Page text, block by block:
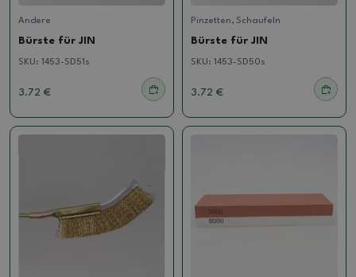
Andere
Bürste für JIN
SKU: 1453-SD51s
3.72 €
Pinzetten, Schaufeln
Bürste für JIN
SKU: 1453-SD50s
3.72 €